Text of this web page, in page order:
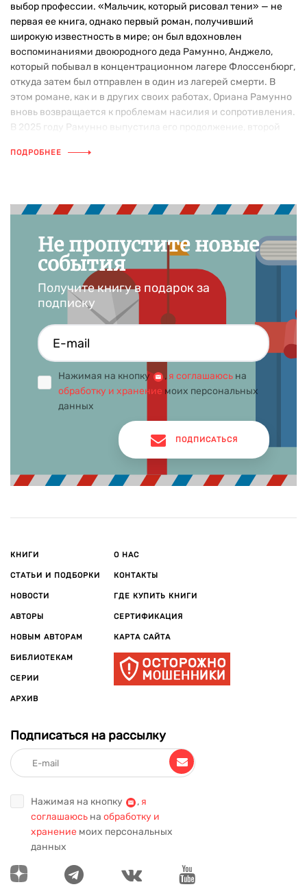
выбор профессии. «Мальчик, который рисовал тени» — не
первая ее книга, однако первый роман, получивший
широкую известность в мире; он был вдохновлен
воспоминаниями двоюродного деда Рамунно, Анджело,
который побывал в концентрационном лагере Флоссенбюрг,
откуда затем был отправлен в один из лагерей смерти. В
этом романе, как и в других своих работах, Ориана Рамунно
вновь возвращается к проблемам насилия и сопротивления.
В 2025 году Рамунно выпустила его продолжение, второй
ПОДРОБНЕЕ
Не пропустите новые
события
Получите книгу в подарок за
подписку
Нажимая на кнопку , я соглашаюсь на
обработку и хранение моих персональных
данных
ПОДПИСАТЬСЯ
КНИГИ
СТАТЬИ И ПОДБОРКИ
НОВОСТИ
АВТОРЫ
НОВЫМ АВТОРАМ
БИБЛИОТЕКАМ
СЕРИИ
АРХИВ
О НАС
КОНТАКТЫ
ГДЕ КУПИТЬ КНИГИ
СЕРТИФИКАЦИЯ
КАРТА САЙТА
Подписаться на рассылку
Нажимая на кнопку , я
соглашаюсь на обработку и
хранение моих персональных
данных